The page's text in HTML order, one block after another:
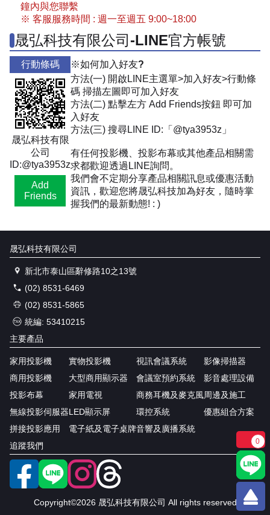
鐘內與您聯繫
※ 客服服務時間 : 週一至週五 9:00~18:00
晟弘科技有限公司-LINE官方帳號
行動條碼
晟弘科技有限
公司
ID:@tya3953z
Add
Friends
※如何加入好友?
方法(一) 開啟LINE主選單>加入好友>行動條
碼 掃描左圖即可加入好友
方法(二) 點擊左方 Add Friends按鈕 即可加
入好友
方法(三) 搜尋LINE ID:「@tya3953z」
有任何投影機、投影布幕或其他產品相關需
求都歡迎透過LINE詢問。
我們會不定期分享產品相關訊息或優惠活動
資訊，歡迎您將晟弘科技加為好友，隨時掌
握我們的最新動態! : )
晟弘科技有限公司
新北市泰山區辭修路10之13號
(02) 8531-6469
(02) 8531-5865
統編: 53410215
主要產品
家用投影機
商用投影機
投影布幕
無線投影伺服器
拼接投影應用
實物投影機
大型商用顯示器
家用電視
LED顯示屏
電子紙及電子桌牌
視訊會議系統
會議室預約系統
商務耳機及麥克風
環控系統
音響及廣播系統
影像掃描器
影音處理設備
周邊及施工
優惠組合方案
追蹤我們
Copyright©2026 晟弘科技有限公司 All rights reserved
0